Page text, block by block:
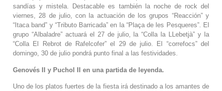
sandías y mistela. Destacable es también la noche de rock del
viernes, 28 de julio, con la actuación de los grupos “Reacción” y
“Itaca band” y “Tributo Barricada” en la “Plaça de les Pesqueres”. El
grupo “Albaladre” actuará el 27 de julio, la “Colla la LLebetjà” y la
“Colla El Rebrot de Rafelcofer” el 29 de julio. El “correfocs” del
domingo, 30 de julio pondrá punto final a las festividades.
Genovés II y Puchol II en una partida de leyenda.
Uno de los platos fuertes de la fiesta irá destinado a los amantes de